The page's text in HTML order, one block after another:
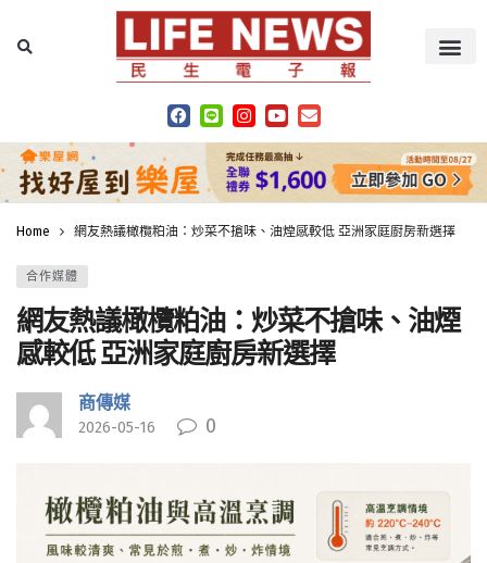
Home 網友熱議橄欖粕油：炒菜不搶味、油煙感較低 亞洲家庭廚房新選擇
合作媒體
網友熱議橄欖粕油：炒菜不搶味、油煙
感較低 亞洲家庭廚房新選擇
商傳媒
2026-05-16 0